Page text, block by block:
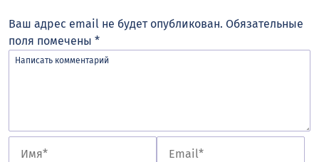
Ваш адрес email не будет опубликован. Обязательные
поля помечены *